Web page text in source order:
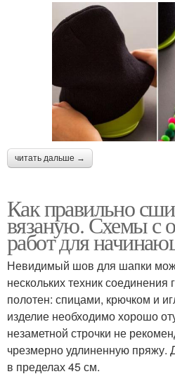
читать дальше →
Как правильно
вязаную. Схемы с
работ для
Невидимый шов для шапки
нескольких техник соединения
полотен: спицами, крючком и
изделие необходимо хорошо
незаметной строчки не
чрезмерно удлиненную пряжу.
в пределах 45 см.